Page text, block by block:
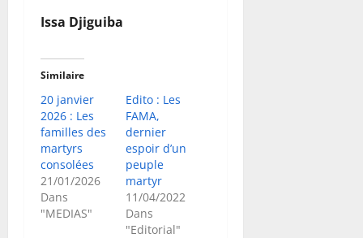
Issa Djiguiba
Similaire
20 janvier
2026 : Les
familles des
martyrs
consolées
21/01/2026
Dans
"MEDIAS"
Edito : Les
FAMA,
dernier
espoir d’un
peuple
martyr
11/04/2022
Dans
"Editorial"